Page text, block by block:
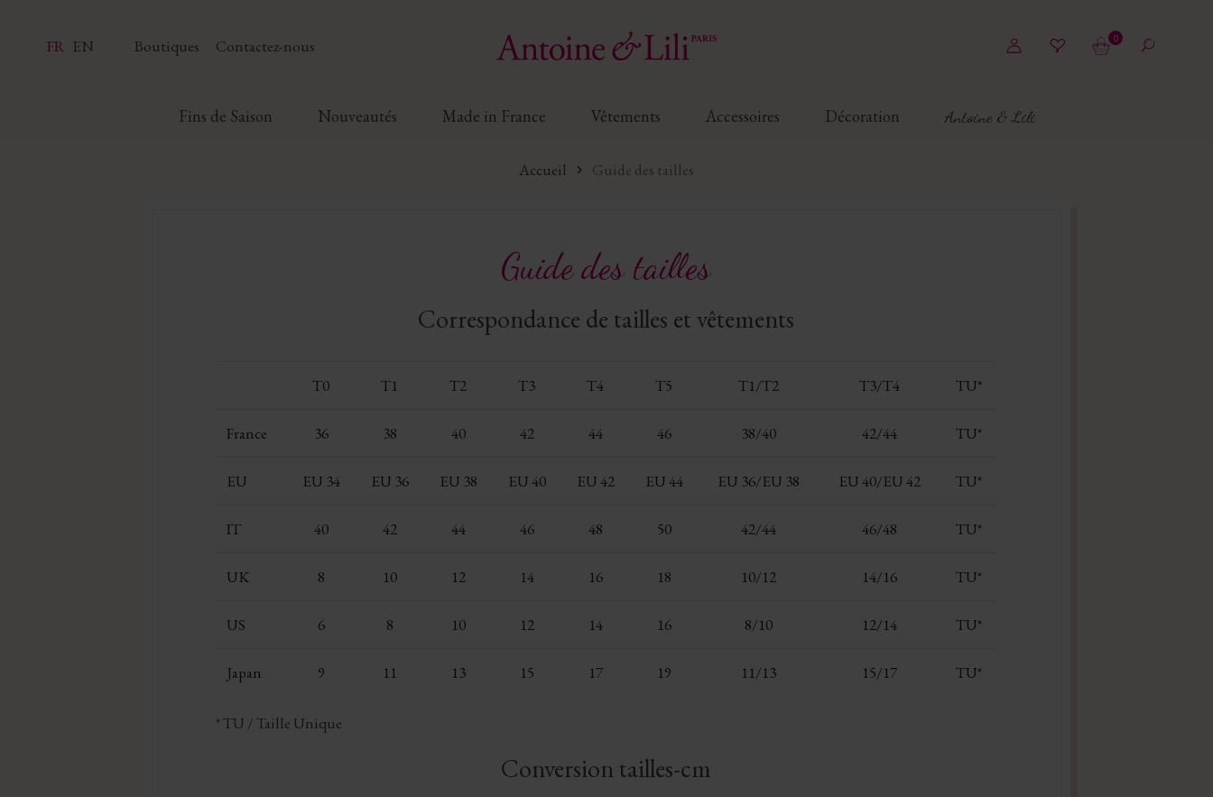
FR EN Boutiques Contactez-nous 0
Fins de Saison Nouveautés Made in France Vêtements Accessoires Décoration Antoine & Lili
Accueil Guide des tailles
Guide des tailles
Correspondance de tailles et vêtements
T0 T1 T2 T3 T4 T5 T1/T2 T3/T4 TU*
France 36 38 40 42 44 46 38/40 42/44 TU*
EU EU 34 EU 36 EU 38 EU 40 EU 42 EU 44 EU 36/EU 38 EU 40/EU 42 TU*
IT 40 42 44 46 48 50 42/44 46/48 TU*
UK 8 10 12 14 16 18 10/12 14/16 TU*
US 6 8 10 12 14 16 8/10 12/14 TU*
Japan 9 11 13 15 17 19 11/13 15/17 TU*
* TU / Taille Unique
Conversion tailles-cm